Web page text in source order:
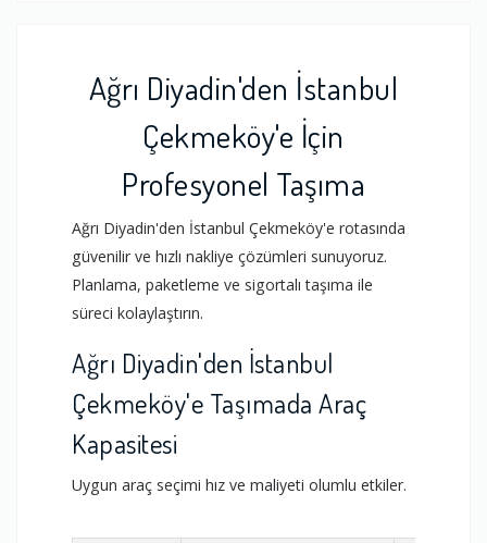
Ağrı Diyadin'den İstanbul
Çekmeköy'e İçin
Profesyonel Taşıma
Ağrı Diyadin'den İstanbul Çekmeköy'e rotasında
güvenilir ve hızlı nakliye çözümleri sunuyoruz.
Planlama, paketleme ve sigortalı taşıma ile
süreci kolaylaştırın.
Ağrı Diyadin'den İstanbul
Çekmeköy'e Taşımada Araç
Kapasitesi
Uygun araç seçimi hız ve maliyeti olumlu etkiler.